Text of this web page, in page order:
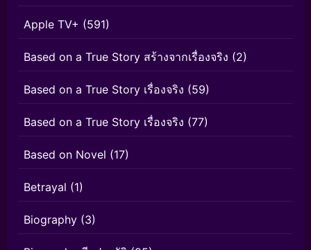
Apple TV+ (591)
Based on a True Story สร้างจากเรื่องจริง (2)
Based on a True Story เรื่องจริง (59)
Based on a True Story เรื่องจริง (77)
Based on Novel (17)
Betrayal (1)
Biography (3)